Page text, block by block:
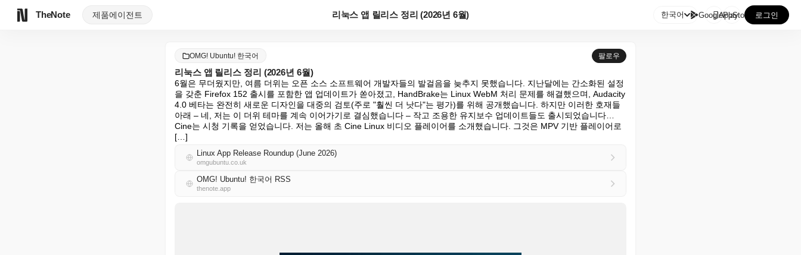
TheNote 제품에이전트 리눅스 앱 릴리스 정리 (2026년 6월) 한국어 GooglePlay
AppStore 로그인
OMG! Ubuntu! 한국어 팔로우
리눅스 앱 릴리스 정리 (2026년 6월)
6월은 무더웠지만, 여름 더위는 오픈 소스 소프트웨어 개발자들의 발걸음을 늦추지 못했습니다. 지난달에는 간소화된 설정
을 갖춘 Firefox 152 출시를 포함한 앱 업데이트가 쏟아졌고, HandBrake는 Linux WebM 처리 문제를 해결했으며, Audacity
4.0 베타는 완전히 새로운 디자인을 대중의 검토(주로 "훨씬 더 낫다"는 평가)를 위해 공개했습니다. 하지만 이러한 호재들
아래 – 네, 저는 이 더위 테마를 계속 이어가기로 결심했습니다 – 작고 조용한 유지보수 업데이트들도 출시되었습니다…
Cine는 시청 기록을 얻었습니다. 저는 올해 초 Cine Linux 비디오 플레이어를 소개했습니다. 그것은 MPV 기반 플레이어로
[…]
Linux App Release Roundup (June 2026)
omgubuntu.co.uk
OMG! Ubuntu! 한국어 RSS
thenote.app